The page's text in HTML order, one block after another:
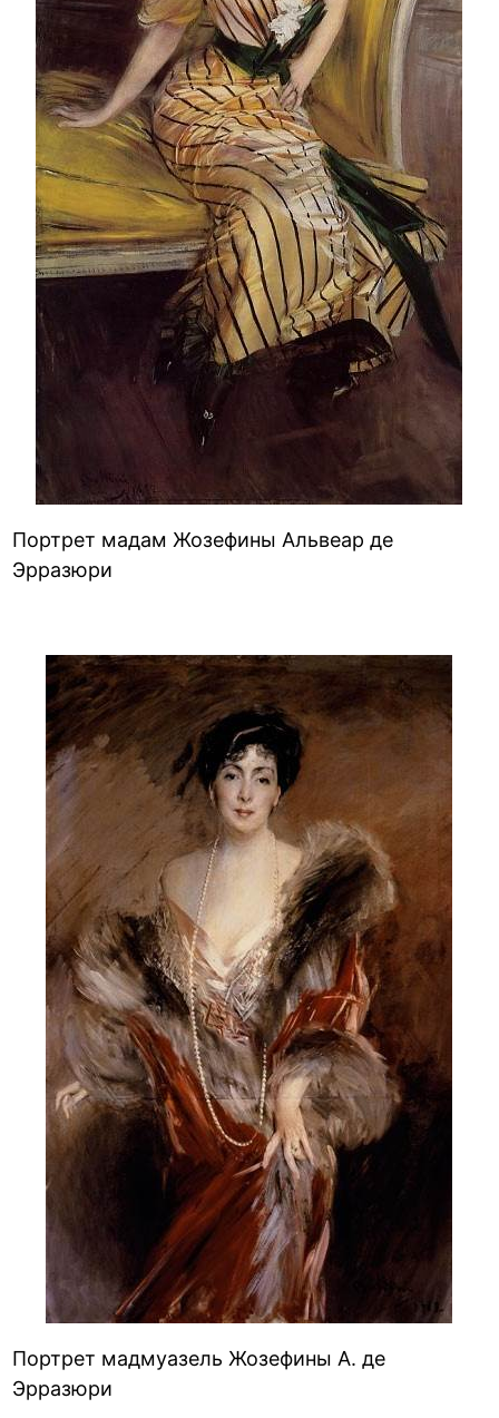
Портрет мадам Жозефины Альвеар де
Эрразюри
Портрет мадмуазель Жозефины А. де
Эрразюри